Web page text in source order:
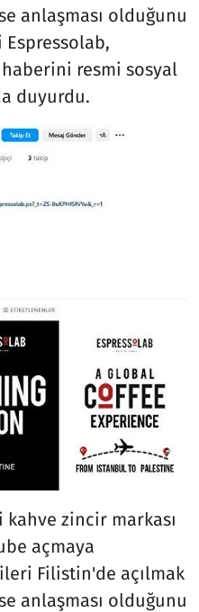
anlaşması olduğunu
resmi sosyal
duyurdu.
zincir markası
açmaya
Filistin'de açılmak
anlaşması olduğunu